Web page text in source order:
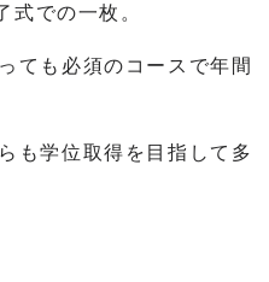
での一枚。
ても必須のコースで年間
も学位取得を目指して多